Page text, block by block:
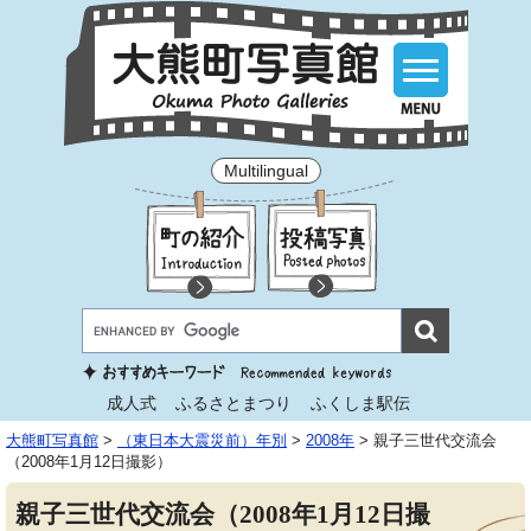
Multilingual
成人式 ふるさとまつり ふくしま駅伝
大熊町写真館 > （東日本大震災前）年別 > 2008年 > 親子三世代交流会
（2008年1月12日撮影）
親子三世代交流会（2008年1月12日撮